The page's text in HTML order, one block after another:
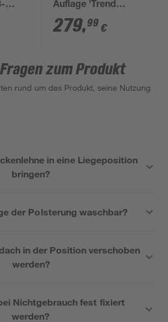
x
Auflage 'Trend
Bambus' grau 178 x
54 x 9 cm
279,99 €
zum Produkt
rund um das Produkt, seine Nutzung
in eine Liegeposition
bringen?
der Polsterung waschbar?
in der Position verschoben
werden?
Nichtgebrauch fest fixiert
werden?